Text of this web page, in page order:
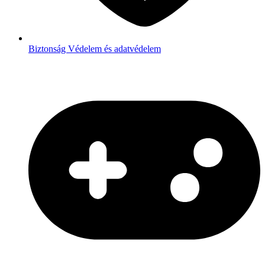
Biztonság Védelem és adatvédelem